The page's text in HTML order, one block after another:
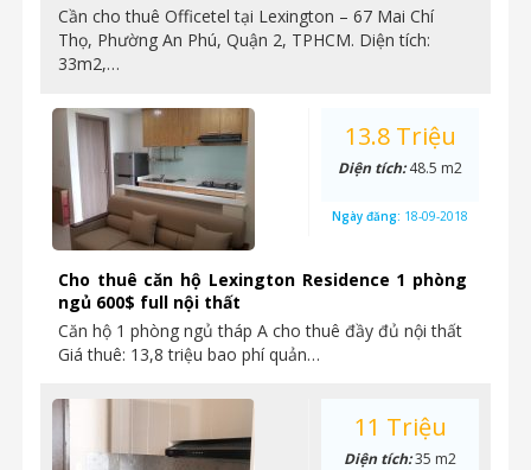
Cần cho thuê Officetel tại Lexington – 67 Mai Chí
Thọ, Phường An Phú, Quận 2, TPHCM. Diện tích:
33m2,…
Cho thuê căn hộ Lexington Residence 1 phòng
ngủ 600$ full nội thất
Căn hộ 1 phòng ngủ tháp A cho thuê đầy đủ nội thất
Giá thuê: 13,8 triệu bao phí quản…
13.8 Triệu
Diện tích:48.5 m2
Ngày đăng: 18-09-2018
11 Triệu
Diện tích:35 m2